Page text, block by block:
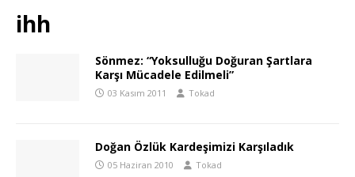
ihh
Sönmez: “Yoksulluğu Doğuran Şartlara
Karşı Mücadele Edilmeli”
03 Kasım 2011 Tokad
Doğan Özlük Kardeşimizi Karşıladık
05 Haziran 2010 Tokad